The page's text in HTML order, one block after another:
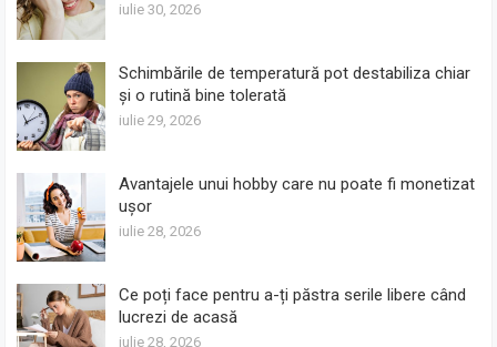
iulie 30, 2026
Schimbările de temperatură pot destabiliza chiar
și o rutină bine tolerată
iulie 29, 2026
Avantajele unui hobby care nu poate fi monetizat
ușor
iulie 28, 2026
Ce poți face pentru a-ți păstra serile libere când
lucrezi de acasă
iulie 28, 2026